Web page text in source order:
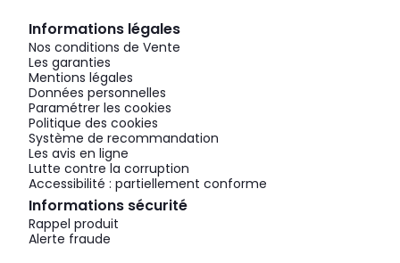
Informations légales
Nos conditions de Vente
Les garanties
Mentions légales
Données personnelles
Paramétrer les cookies
Politique des cookies
Système de recommandation
Les avis en ligne
Lutte contre la corruption
Accessibilité : partiellement conforme
Informations sécurité
Rappel produit
Alerte fraude